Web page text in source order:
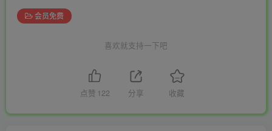
会员免费
喜欢就支持一下吧
点赞 122 分享 收藏